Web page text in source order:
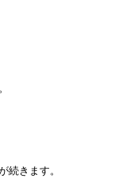
続きます。